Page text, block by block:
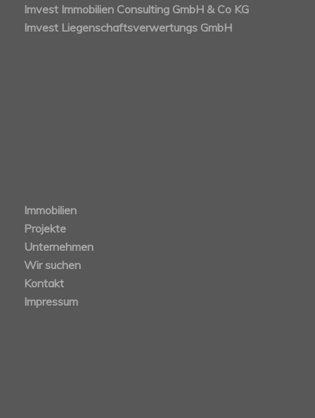
Imvest Immobilien Consulting GmbH & Co KG
Imvest Liegenschaftsverwertungs GmbH
Immobilien
Projekte
Unternehmen
Wir suchen
Kontakt
Impressum